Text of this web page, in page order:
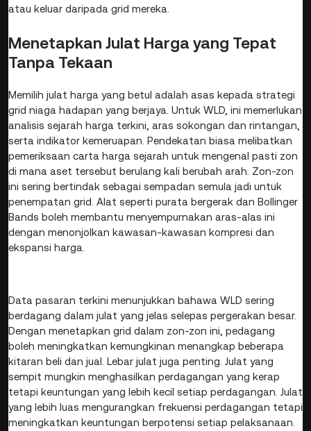
atau keluar daripada grid mereka.
Menetapkan Julat Harga yang Tepat
Tanpa Tekaan
Memilih julat harga yang betul adalah asas kepada strategi
grid niaga hadapan yang berjaya. Untuk WLD, ini memerlukan
analisis sejarah harga terkini, aras sokongan dan rintangan,
serta indikator kemeruapan. Pendekatan biasa melibatkan
pemeriksaan carta harga sejarah untuk mengenal pasti zon
di mana aset tersebut berulang kali berubah arah. Zon-zon
ini sering bertindak sebagai sempadan semula jadi untuk
penempatan grid. Alat seperti purata bergerak dan Bollinger
Bands boleh membantu menyempurnakan aras-alas ini
dengan menonjolkan kawasan-kawasan kompresi dan
ekspansi harga.
Data pasaran terkini menunjukkan bahawa WLD sering
berdagang dalam julat yang jelas selepas pergerakan besar.
Dengan menetapkan grid dalam zon-zon ini, pedagang
boleh meningkatkan kemungkinan menangkap beberapa
kitaran beli dan jual. Lebar julat juga penting. Julat yang
sempit mungkin menghasilkan perdagangan yang kerap
tetapi keuntungan yang lebih kecil setiap perdagangan. Julat
yang lebih luas mengurangkan frekuensi perdagangan tetapi
meningkatkan keuntungan berpotensi setiap pelaksanaan.